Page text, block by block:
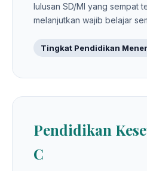
lulusan SD/MI yang sempat
melanjutkan wajib belajar
Tingkat Pendidikan
Pendidikan
C